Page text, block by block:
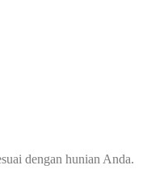
dengan hunian Anda.